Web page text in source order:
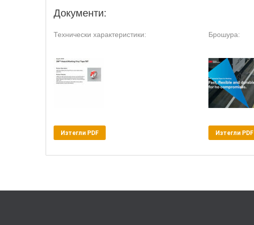
Документи:
Технически характеристики:
Изтегли PDF
Брошура:
Изтегли PDF